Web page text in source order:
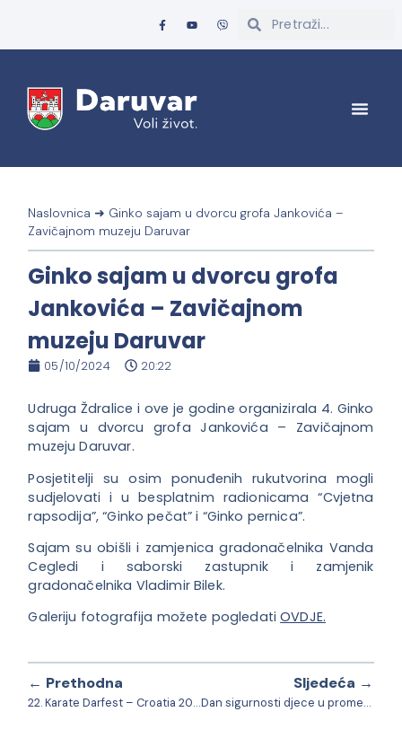
Naslovnica ➜ Ginko sajam u dvorcu grofa Jankovića –
Zavičajnom muzeju Daruvar
Ginko sajam u dvorcu grofa
Jankovića – Zavičajnom
muzeju Daruvar
05/10/2024 20:22
Udruga Ždralice i ove je godine organizirala 4. Ginko
sajam u dvorcu grofa Jankovića – Zavičajnom
muzeju Daruvar.
Posjetitelji su osim ponuđenih rukutvorina mogli
sudjelovati i u besplatnim radionicama “Cvjetna
rapsodija”, “Ginko pečat” i “Ginko pernica”.
Sajam su obišli i zamjenica gradonačelnika Vanda
Cegledi i saborski zastupnik i zamjenik
gradonačelnika Vladimir Bilek.
Galeriju fotografija možete pogledatiOVDJE.
← Prethodna
22. Karate Darfest – Croatia 2024.
Sljedeća →
Dan sigurnosti djece u prometu – Daruvar